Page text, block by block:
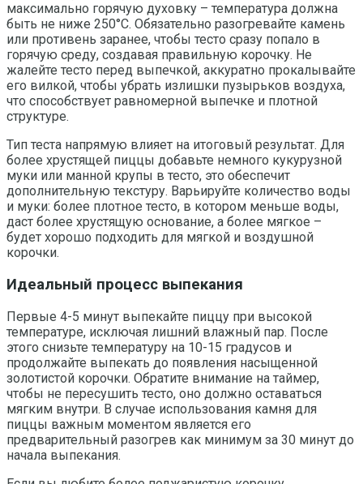
максимально горячую духовку – температура должна
быть не ниже 250°C. Обязательно разогревайте камень
или противень заранее, чтобы тесто сразу попало в
горячую среду, создавая правильную корочку. Не
жалейте тесто перед выпечкой, аккуратно прокалывайте
его вилкой, чтобы убрать излишки пузырьков воздуха,
что способствует равномерной выпечке и плотной
структуре.
Тип теста напрямую влияет на итоговый результат. Для
более хрустящей пиццы добавьте немного кукурузной
муки или манной крупы в тесто, это обеспечит
дополнительную текстуру. Варьируйте количество воды
и муки: более плотное тесто, в котором меньше воды,
даст более хрустящую основание, а более мягкое –
будет хорошо подходить для мягкой и воздушной
корочки.
Идеальный процесс выпекания
Первые 4-5 минут выпекайте пиццу при высокой
температуре, исключая лишний влажный пар. После
этого снизьте температуру на 10-15 градусов и
продолжайте выпекать до появления насыщенной
золотистой корочки. Обратите внимание на таймер,
чтобы не пересушить тесто, оно должно оставаться
мягким внутри. В случае использования камня для
пиццы важным моментом является его
предварительный разогрев как минимум за 30 минут до
начала выпекания.